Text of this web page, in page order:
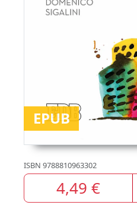
EPUB
ISBN 9788810963302
4,49 €